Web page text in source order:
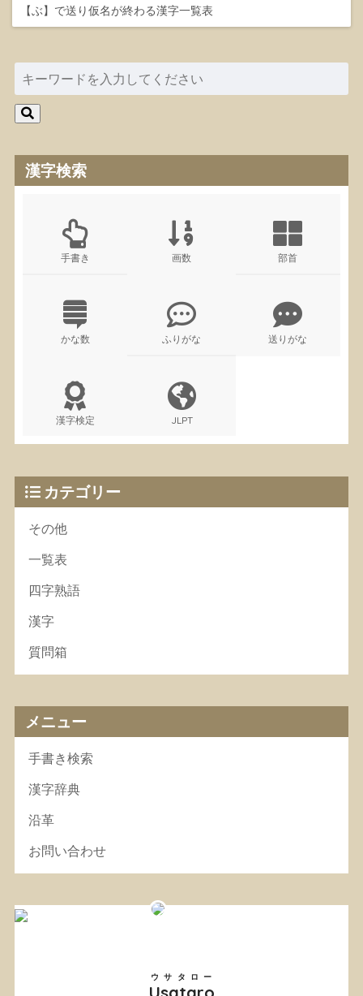
【ぶ】で送り仮名が終わる漢字一覧表
漢字検索
手書き 画数 部首
かな数 ふりがな 送りがな
漢字検定 JLPT
カテゴリー
その他
一覧表
四字熟語
漢字
質問箱
メニュー
手書き検索
漢字辞典
沿革
お問い合わせ
ウサタロー